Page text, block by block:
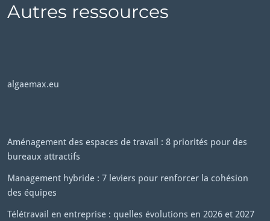
Autres ressources
algaemax.eu
Aménagement des espaces de travail : 8 priorités pour des
bureaux attractifs
Management hybride : 7 leviers pour renforcer la cohésion
des équipes
Télétravail en entreprise : quelles évolutions en 2026 et 2027